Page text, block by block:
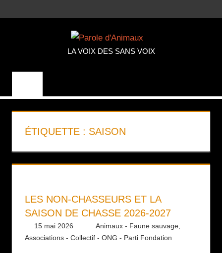
au
LA VOIX DES SANS VOIX
ÉTIQUETTE : SAISON
LES NON-CHASSEURS ET LA
SAISON DE CHASSE 2026-2027
15 mai 2026 Daniel
Animaux - Faune sauvage,
Associations - Collectif - ONG - Parti Fondation